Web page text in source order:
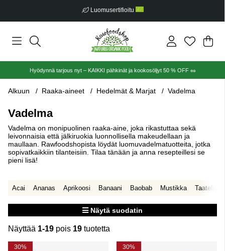
Luomusertifioitu
.
Hyödynnä tarjous nyt – KAIKKI pähkinät ja kookosöljyt 50 % OFF 🥜
Alkuun Raaka-aineet Hedelmät & Marjat Vadelma
Vadelma
Vadelma on monipuolinen raaka-aine, joka rikastuttaa sekä
leivonnaisia että jälkiruokia luonnollisella makeudellaan ja
maullaan. Rawfoodshopista löydät luomuvadelmatuotteita, jotka
sopivatkaikkiin tilanteisiin. Tilaa tänään ja anna resepteillesi se
pieni lisä!
Acai Ananas Aprikoosi Banaani Baobab Mustikka Taatelit
Näytä suodatin
Näyttää 1-19 pois 19 tuotetta
Tuotteet
30% 30%